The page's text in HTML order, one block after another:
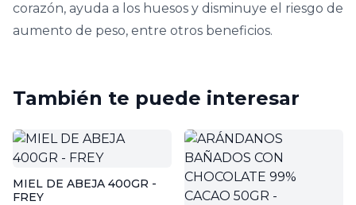
corazón, ayuda a los huesos y disminuye el riesgo de
aumento de peso, entre otros beneficios.
También te puede interesar
MIEL DE ABEJA 400GR -
FREY